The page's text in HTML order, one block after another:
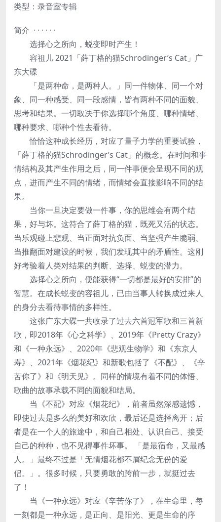
类型：录音室专辑
简介 · · · · · ·
选择心之所向，蜕变即时产生！
容祖儿 2021「薛丁格的猫Schrodinger’s Cat」广
东大碟
「是两种命，是两种人。」同一件物体、同一个对
象、同一种感受、同一段感情，皆有两种不同的面貌、
思考和结果。一切取决于你选择哪个角度、哪种情绪、
哪种要求、哪种个性去看待。
恰恰这种成长经历，对应了量子力学的重要试验，
「薛丁格的猫Schrodinger’s Cat」的概念。在时间和事
情结构及其产生作用之后，同一件事便会呈现不同的观
点，进而产生不同的情绪，而情绪会直接影响不同的结
果。
当你一旦决定要做一件事，你的思维会有两个结
果，好与坏。这符合了薛丁格的猫，既死又活的状态。
当乐观碰上悲观、当正面对抗负面、当坚强产生脆弱、
当推翻面对建设的时候，我们发现其中的矛盾性。这刚
好考验着人类对结果的判断、选择、蜕变的潜力。
选择心之所向，便能获得“一切都是最好的安排”的
智慧。在成长蜕变的容祖儿，已由当事人转换成过来人
的身分去看待事情的多样性。
这张广东大碟一共收录了过去六首冠军歌和三首新
歌，即2018年《心之科学》、2019年《Pretty Crazy》
和《一种永远》、2020年《悲观生物学》和《东京人
寿》、2021年《烟花纪》和新歌包括了《不配》、《辛
苦你了》和《明天见》。同样的情境有着不同的体悟、
歌曲的故事承载不同的面貌和结局。
当《不配》对应《烟花纪》，前者虽然深感遗憾，
即使过去是多么的美好和欢欣，最后还是选择离开；后
者是在一个人的旅途中，和自己相处、认识自己、接受
自己的种种，也不见得事件坏事。 「是最宿命，又最感
人。」最终不过是「无情烟花都不屑纪念无份的爱
侣。」。很多时候，只要勇敢的跨前一步，就挺过去
了！
当《一种永远》对应《辛苦你了》，在生命里，每
一刻都是一种永远，是正向、是阳光、更是生命的序